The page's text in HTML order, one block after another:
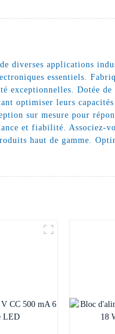
diverses applications
essentiels.
exceptionnelles. Dotée
optimiser leurs
sur mesure pour
et fiabilité. Associez-
haut de gamme.